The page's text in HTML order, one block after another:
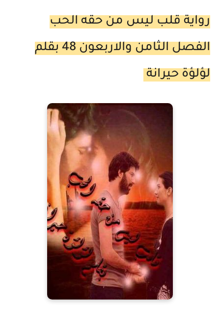
رواية قلب ليس من حقه الحب
الفصل الثامن والاربعون 48 بقلم
لؤلؤة حيرانة